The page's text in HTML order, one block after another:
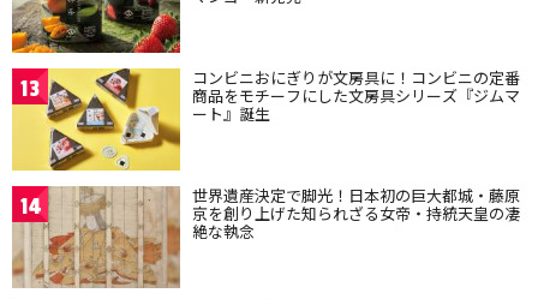
13 コンビニおにぎりが文房具に！コンビニの定番
商品をモチーフにした文房具シリーズ『ジムマ
ート』誕生
14 世界遺産決定で脚光！日本初の巨大都城・藤原
京を創り上げた知られざる女帝・持統天皇の凄
絶な執念